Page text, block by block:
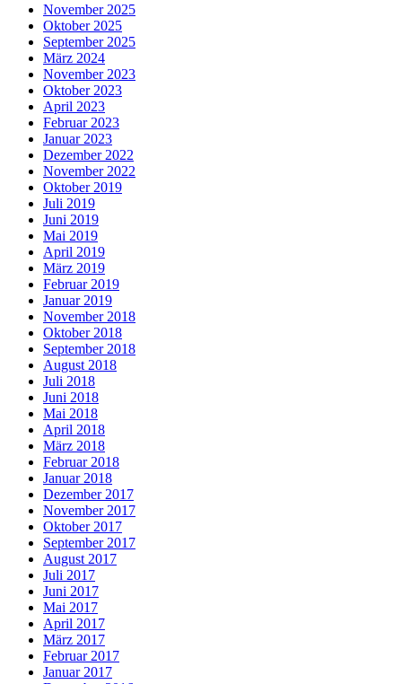
November 2025
Oktober 2025
September 2025
März 2024
November 2023
Oktober 2023
April 2023
Februar 2023
Januar 2023
Dezember 2022
November 2022
Oktober 2019
Juli 2019
Juni 2019
Mai 2019
April 2019
März 2019
Februar 2019
Januar 2019
November 2018
Oktober 2018
September 2018
August 2018
Juli 2018
Juni 2018
Mai 2018
April 2018
März 2018
Februar 2018
Januar 2018
Dezember 2017
November 2017
Oktober 2017
September 2017
August 2017
Juli 2017
Juni 2017
Mai 2017
April 2017
März 2017
Februar 2017
Januar 2017